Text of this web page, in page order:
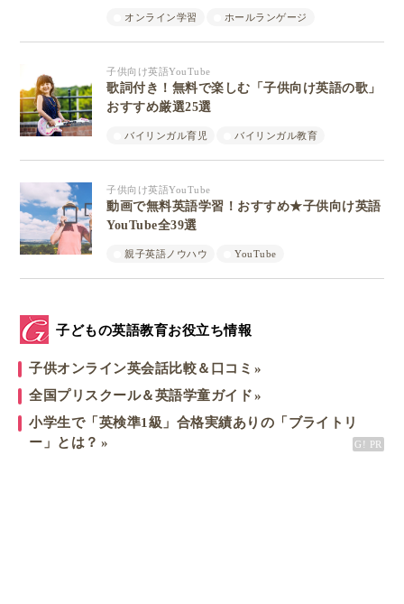
オンライン学習 ホールランゲージ
子供向け英語YouTube
歌詞付き！無料で楽しむ「子供向け英語の歌」
おすすめ厳選25選
バイリンガル育児 バイリンガル教育
子供向け英語YouTube
動画で無料英語学習！おすすめ★子供向け英語
YouTube全39選
親子英語ノウハウ YouTube
子どもの英語教育お役立ち情報
子供オンライン英会話比較＆口コミ
全国プリスクール＆英語学童ガイド
小学生で「英検準1級」合格実績ありの「ブライトリ
ー」とは？